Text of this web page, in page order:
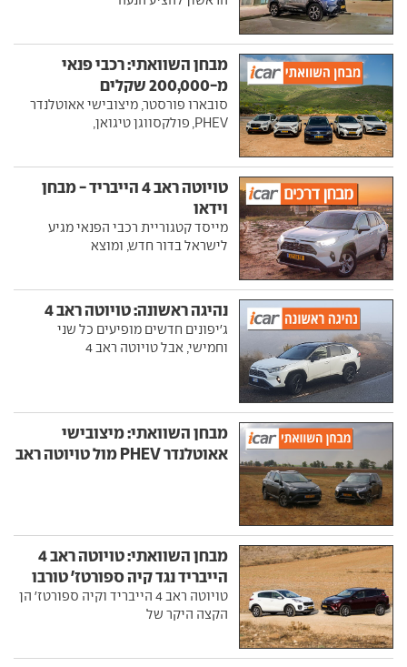
מבחן השוואתי: רכבי פנאי
מ-200,000 שקלים
סובארו פורסטר, מיצובישי אאוטלנדר
PHEV, פולקסווגן טיגואן,
טויוטה ראב 4 הייבריד - מבחן
וידאו
מייסד קטגוריית רכבי הפנאי מגיע
לישראל בדור חדש, ומוצא
נהיגה ראשונה: טויוטה ראב 4
ג'יפונים חדשים מופיעים כל שני
וחמישי, אבל טויוטה ראב 4
מבחן השוואתי: מיצובישי
אאוטלנדר PHEV מול טויוטה ראב
מבחן השוואתי: טויוטה ראב 4
הייבריד נגד קיה ספורטז' טורבו
טויוטה ראב 4 הייבריד וקיה ספורטז' הן
הקצה היקר של